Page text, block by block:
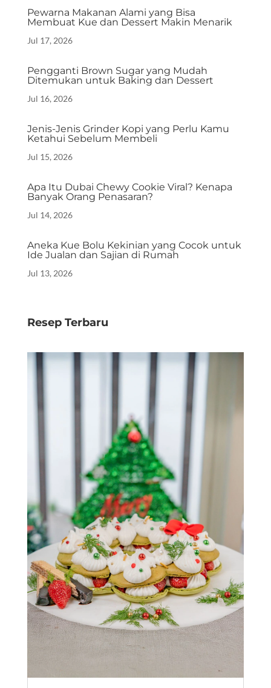
Pewarna Makanan Alami yang Bisa
Membuat Kue dan Dessert Makin Menarik
Jul 17, 2026
Pengganti Brown Sugar yang Mudah
Ditemukan untuk Baking dan Dessert
Jul 16, 2026
Jenis-Jenis Grinder Kopi yang Perlu Kamu
Ketahui Sebelum Membeli
Jul 15, 2026
Apa Itu Dubai Chewy Cookie Viral? Kenapa
Banyak Orang Penasaran?
Jul 14, 2026
Aneka Kue Bolu Kekinian yang Cocok untuk
Ide Jualan dan Sajian di Rumah
Jul 13, 2026
Resep Terbaru